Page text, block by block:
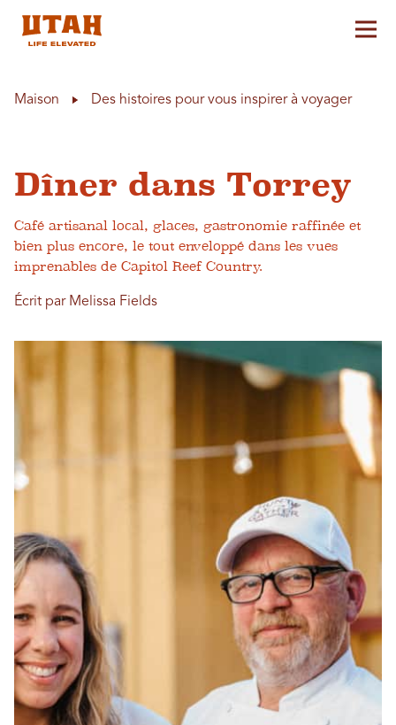
Maison Des histoires pour vous inspirer à voyager
Dîner dans Torrey
Café artisanal local, glaces, gastronomie raffinée et
bien plus encore, le tout enveloppé dans les vues
imprenables de Capitol Reef Country.
Écrit par Melissa Fields